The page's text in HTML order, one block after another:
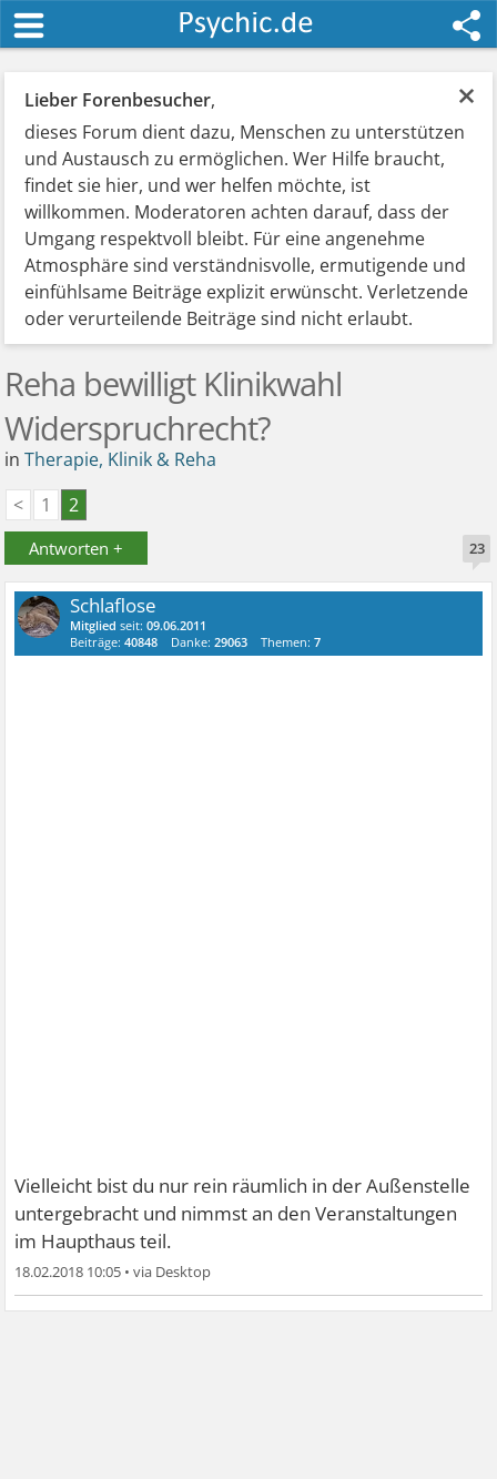
×
Lieber Forenbesucher,
dieses Forum dient dazu, Menschen zu unterstützen
und Austausch zu ermöglichen. Wer Hilfe braucht,
findet sie hier, und wer helfen möchte, ist
willkommen. Moderatoren achten darauf, dass der
Umgang respektvoll bleibt. Für eine angenehme
Atmosphäre sind verständnisvolle, ermutigende und
einfühlsame Beiträge explizit erwünscht. Verletzende
oder verurteilende Beiträge sind nicht erlaubt.
Reha bewilligt Klinikwahl
Widerspruchrecht?
inTherapie, Klinik & Reha
<
1 2
Antworten + 23
Schlaflose
Mitglied seit:09.06.2011
Beiträge:40848 Danke:29063 Themen:7
Vielleicht bist du nur rein räumlich in der Außenstelle
untergebracht und nimmst an den Veranstaltungen
im Haupthaus teil.
18.02.2018 10:05 •